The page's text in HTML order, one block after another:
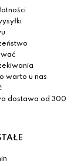
warto u nas
dostawa od 300